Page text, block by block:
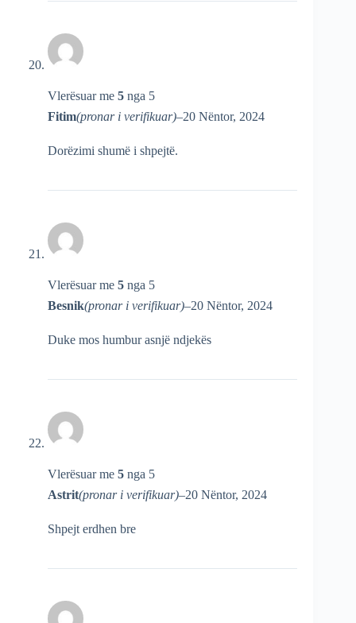
Vlerësuar me 5 nga 5
Fitim(pronar i verifikuar)–20 Nëntor, 2024
Dorëzimi shumë i shpejtë.
Vlerësuar me 5 nga 5
Besnik(pronar i verifikuar)–20 Nëntor, 2024
Duke mos humbur asnjë ndjekës
Vlerësuar me 5 nga 5
Astrit(pronar i verifikuar)–20 Nëntor, 2024
Shpejt erdhen bre